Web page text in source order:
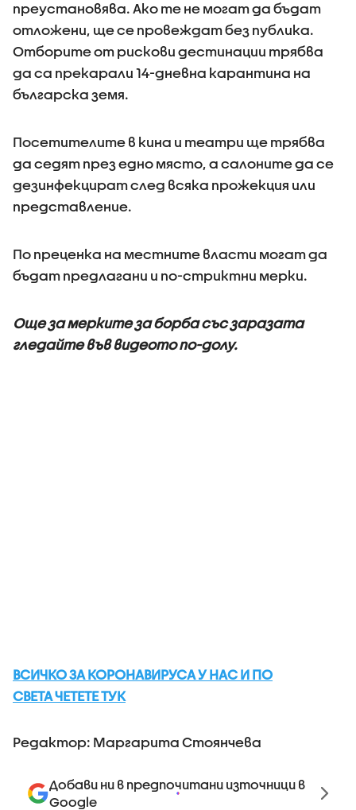
преустановява. Ако те не могат да бъдат
отложени, ще се провеждат без публика.
Отборите от рискови дестинации трябва
да са прекарали 14-дневна карантина на
българска земя.
Посетителите в кина и театри ще трябва
да седят през едно място, а салоните да се
дезинфекцират след всяка прожекция или
представление.
По преценка на местните власти могат да
бъдат предлагани и по-стриктни мерки.
Още за мерките за борба със заразата
гледайте във видеото по-долу.
ВСИЧКО ЗА КОРОНАВИРУСА У НАС И ПО
СВЕТА ЧЕТЕТЕ ТУК
Редактор: Маргарита Стоянчева
Добави ни в предпочитани източници в
Google